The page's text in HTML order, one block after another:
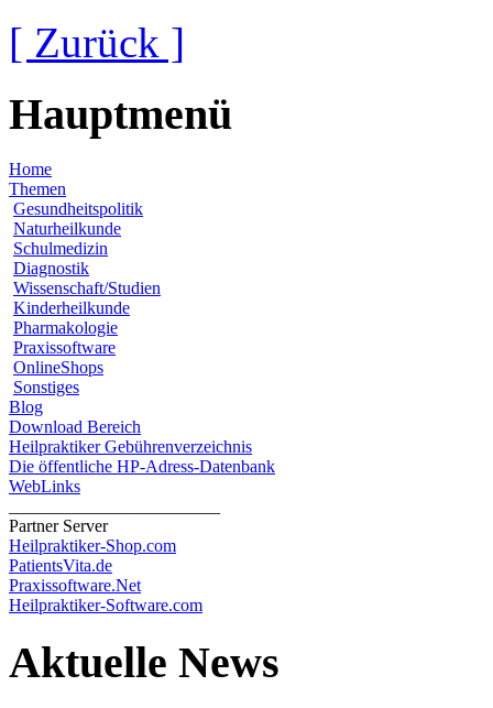
[ Zurück ]
Hauptmenü
Home
Themen
Gesundheitspolitik
Naturheilkunde
Schulmedizin
Diagnostik
Wissenschaft/Studien
Kinderheilkunde
Pharmakologie
Praxissoftware
OnlineShops
Sonstiges
Blog
Download Bereich
Heilpraktiker Gebührenverzeichnis
Die öffentliche HP-Adress-Datenbank
WebLinks
Partner Server
Heilpraktiker-Shop.com
PatientsVita.de
Praxissoftware.Net
Heilpraktiker-Software.com
Aktuelle News